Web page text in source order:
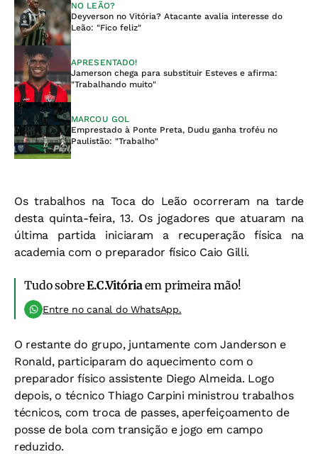
NO LEÃO?
Deyverson no Vitória? Atacante avalia interesse do
Leão: "Fico feliz"
APRESENTADO!
Jamerson chega para substituir Esteves e afirma:
"Trabalhando muito"
MARCOU GOL
Emprestado à Ponte Preta, Dudu ganha troféu no
Paulistão: "Trabalho"
Os trabalhos na Toca do Leão ocorreram na tarde
desta quinta-feira, 13. Os jogadores que atuaram na
última partida iniciaram a recuperação física na
academia com o preparador físico Caio Gilli.
Tudo sobreE.C.Vitóriaem primeira mão!
Entre no canal do WhatsApp.
O restante do grupo, juntamente com Janderson e
Ronald, participaram do aquecimento com o
preparador físico assistente Diego Almeida. Logo
depois, o técnico Thiago Carpini ministrou trabalhos
técnicos, com troca de passes, aperfeiçoamento de
posse de bola com transição e jogo em campo
reduzido.